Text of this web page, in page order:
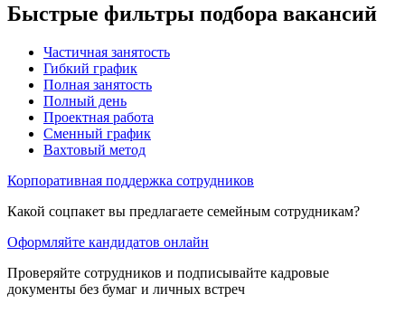
Быстрые фильтры подбора вакансий
Частичная занятость
Гибкий график
Полная занятость
Полный день
Проектная работа
Сменный график
Вахтовый метод
Корпоративная поддержка сотрудников
Какой соцпакет вы предлагаете семейным сотрудникам?
Оформляйте кандидатов онлайн
Проверяйте сотрудников и подписывайте кадровые
документы без бумаг и личных встреч